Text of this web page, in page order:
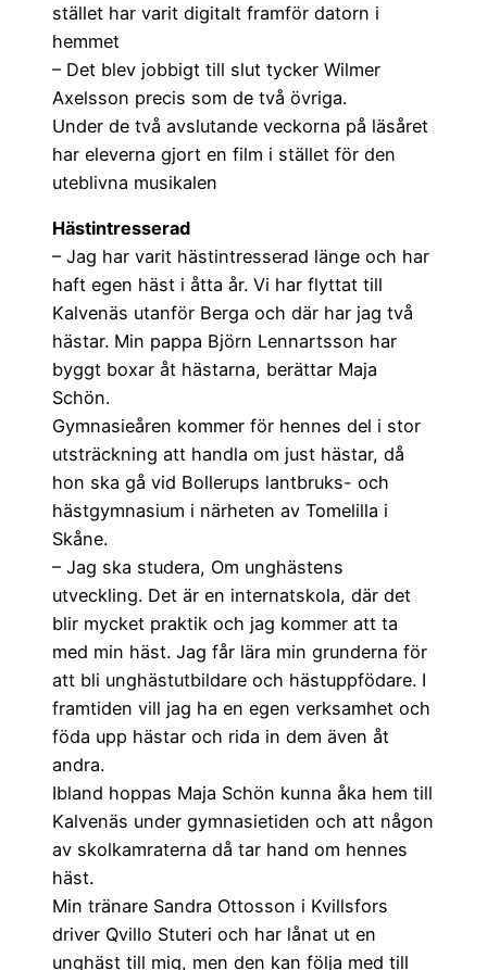
stället har varit digitalt framför datorn i
hemmet
– ­Det blev jobbigt till slut tycker Wilmer
Axelsson precis som de två övriga.
Under de två avslutande veckorna på läsåret
har eleverna gjort en film i stället för den
uteblivna musikalen
Hästintresserad
– Jag har varit hästintresserad länge och har
haft egen häst i åtta år. Vi har flyttat till
Kalvenäs utanför Berga och där har jag två
hästar. Min pappa Björn Lennartsson har
byggt boxar åt hästarna, berättar Maja
Schön.
Gymnasieåren kommer för hennes del i stor
utsträckning att handla om just hästar, då
hon ska gå vid Bollerups lantbruks- och
hästgymnasium i närheten av Tomelilla i
Skåne.
– Jag ska studera, Om unghästens
utveckling. Det är en internatskola, där det
blir mycket praktik och jag kommer att ta
med min häst. Jag får lära min grunderna för
att bli unghästutbildare och hästuppfödare. I
framtiden vill jag ha en egen verksamhet och
föda upp hästar och rida in dem även åt
andra.
Ibland hoppas Maja Schön kunna åka hem till
Kalvenäs under gymnasietiden och att någon
av skolkamraterna då tar hand om hennes
häst.
Min tränare Sandra Ottosson i Kvillsfors
driver Qvillo Stuteri och har lånat ut en
unghäst till mig, men den kan följa med till